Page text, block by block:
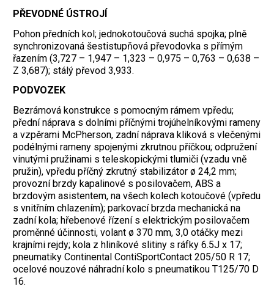
PŘEVODNÉ ÚSTROJÍ
Pohon předních kol; jednokotoučová suchá spojka; plně
synchronizovaná šestistupňová převodovka s přímým
řazením (3,727 – 1,947 – 1,323 – 0,975 – 0,763 – 0,638 –
Z 3,687); stálý převod 3,933.
PODVOZEK
Bezrámová konstrukce s pomocným rámem vpředu;
přední náprava s dolními příčnými trojúhelníkovými rameny
a vzpěrami McPherson, zadní náprava kliková s vlečenými
podélnými rameny spojenými zkrutnou příčkou; odpružení
vinutými pružinami s teleskopickými tlumiči (vzadu vně
pružin), vpředu příčný zkrutný stabilizátor ø 24,2 mm;
provozní brzdy kapalinové s posilovačem, ABS a
brzdovým asistentem, na všech kolech kotoučové (vpředu
s vnitřním chlazením); parkovací brzda mechanická na
zadní kola; hřebenové řízení s elektrickým posilovačem
proměnné účinnosti, volant ø 370 mm, 3,0 otáčky mezi
krajními rejdy; kola z hliníkové slitiny s ráfky 6.5J x 17;
pneumatiky Continental ContiSportContact 205/50 R 17;
ocelové nouzové náhradní kolo s pneumatikou T125/70 D
16.